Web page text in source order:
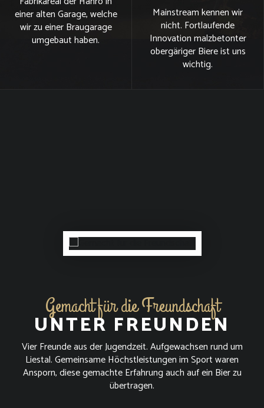
einer alten Garage, welche
wir zu einer Braugarage
umgebaut haben.
Mainstream kennen wir
nicht. Fortlaufende
Innovation malzbetonter
obergäriger Biere ist uns
wichtig.
Gemacht für die Freundschaft
UNTER FREUNDEN
Vier Freunde aus der Jugendzeit. Aufgewachsen rund um
Liestal. Gemeinsame Höchstleistungen im Sport waren
Ansporn, diese gemachte Erfahrung auch auf ein Bier zu
übertragen.